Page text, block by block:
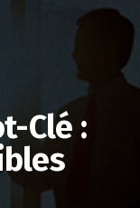
Clé :